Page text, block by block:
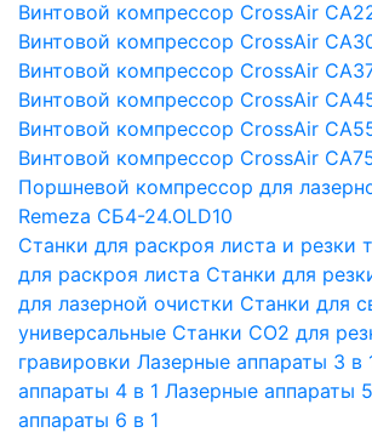
Винтовой компрессор CrossAir
Винтовой компрессор CrossAir
Винтовой компрессор CrossAir
Винтовой компрессор CrossAir
Винтовой компрессор CrossAir
Винтовой компрессор CrossAir
Поршневой компрессор для
Remeza СБ4-24.OLD10
Станки для раскроя листа и резки
для раскроя листа Станки для
для лазерной очистки Станки для
универсальные Станки СО2 для
гравировки Лазерные аппараты 3 в
аппараты 4 в 1 Лазерные аппараты
аппараты 6 в 1